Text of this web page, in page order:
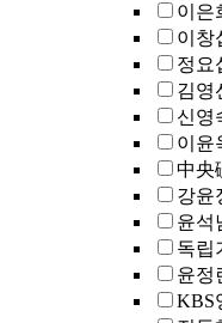
이은
이창
정요
김영
신영
이윤
中央
강윤
윤석
독립
윤정
KBS